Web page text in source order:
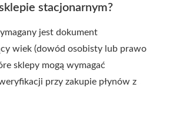
stacjonarnym?
jest dokument
wiek (dowód osobisty lub prawo
sklepy mogą wymagać
przy zakupie płynów z